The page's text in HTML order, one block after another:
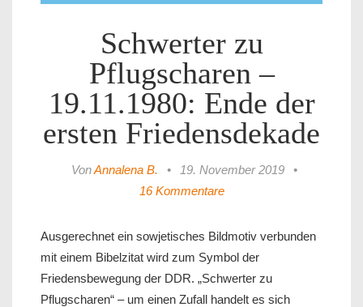
Schwerter zu
Pflugscharen –
19.11.1980: Ende der
ersten Friedensdekade
VonAnnalena B. • 19. November 2019
•
16 Kommentare
Ausgerechnet ein sowjetisches Bildmotiv verbunden
mit einem Bibelzitat wird zum Symbol der
Friedensbewegung der DDR. „Schwerter zu
Pflugscharen“ – um einen Zufall handelt es sich